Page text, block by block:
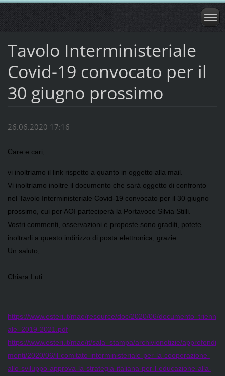
Tavolo Interministeriale
Covid-19 convocato per il
30 giugno prossimo
26.06.2020 17:16
Care e cari,
vi inoltriamo il link rispetto a quanto in oggetto alla mail.
Vi inoltriamo inoltre il documento che sarà oggetto di confronto
nel Tavolo Interministeriale Covid-19 convocato per il 30 giugno
prossimo, cui per AOI parteciperà la Portavoce Silvia Stilli.
Vostri commenti, osservazioni e proposte sono graditi, potete
inoltrarli a questo indirizzo di posta elettronica, grazie.
Un saluto,
Chiara Luti
https://www.esteri.it/mae/resource/doc/2020/06/documento_trienn
ale_2019-2021.pdf
https://www.esteri.it/mae/it/sala_stampa/archivionotizie/approfondi
menti/2020/06/il-comitato-interministeriale-per-la-cooperazione-
allo-sviluppo-approva-la-strategia-italiana-per-l-educazione-alla-